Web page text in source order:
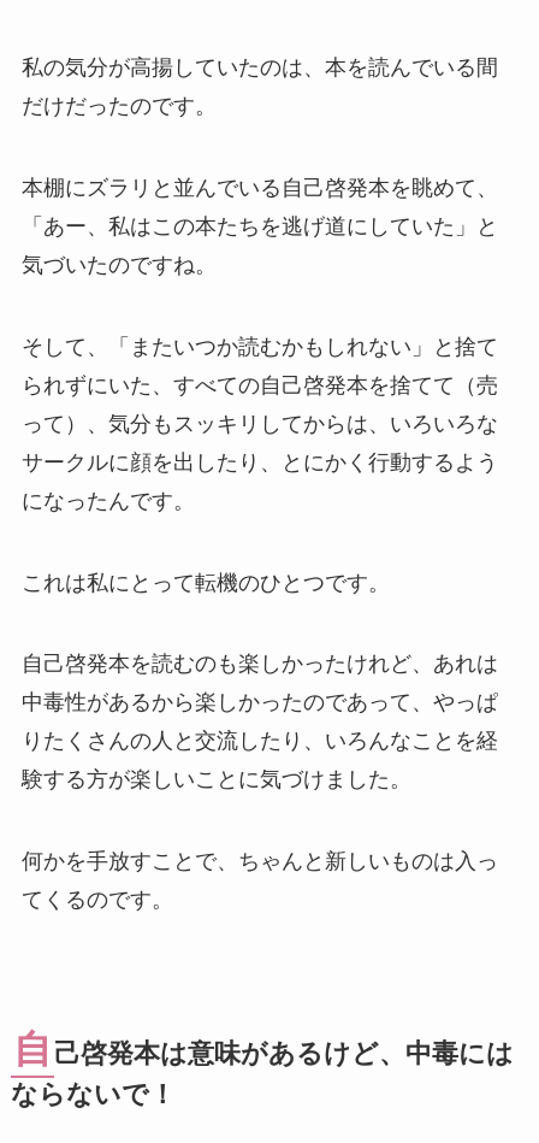
私の気分が高揚していたのは、本を読んでいる間
だけだったのです。
本棚にズラリと並んでいる自己啓発本を眺めて、
「あー、私はこの本たちを逃げ道にしていた」と
気づいたのですね。
そして、「またいつか読むかもしれない」と捨て
られずにいた、すべての自己啓発本を捨てて（売
って）、気分もスッキリしてからは、いろいろな
サークルに顔を出したり、とにかく行動するよう
になったんです。
これは私にとって転機のひとつです。
自己啓発本を読むのも楽しかったけれど、あれは
中毒性があるから楽しかったのであって、やっぱ
りたくさんの人と交流したり、いろんなことを経
験する方が楽しいことに気づけました。
何かを手放すことで、ちゃんと新しいものは入っ
てくるのです。
自 己啓発本は意味があるけど、中毒には
ならないで！